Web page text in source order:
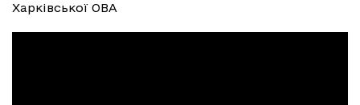
Харківської ОВА